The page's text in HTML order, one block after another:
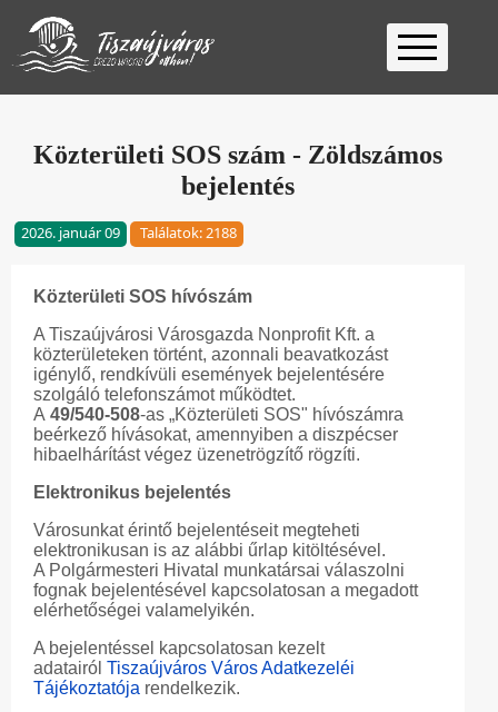
Kezdőlap
Ügyfélfogadás
Közterületi SOS szám - Zöldszámos
bejelentés
2026. január 09 Találatok: 2188
Közterületi SOS hívószám
A Tiszaújvárosi Városgazda Nonprofit Kft. a
közterületeken történt, azonnali beavatkozást
igénylő, rendkívüli események bejelentésére
szolgáló telefonszámot működtet.
A 49/540-508-as „Közterületi SOS" hívószámra
beérkező hívásokat, amennyiben a diszpécser
hibaelhárítást végez üzenetrögzítő rögzíti.
Elektronikus bejelentés
Városunkat érintő bejelentéseit megteheti
elektronikusan is az alábbi űrlap kitöltésével.
A Polgármesteri Hivatal munkatársai válaszolni
fognak bejelentésével kapcsolatosan a megadott
elérhetőségei valamelyikén.
A bejelentéssel kapcsolatosan kezelt
adatairól Tiszaújváros Város Adatkezeléi
Tájékoztatója rendelkezik.